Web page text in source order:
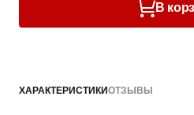
В
ХАРАКТЕРИСТИКИОТЗЫВЫ